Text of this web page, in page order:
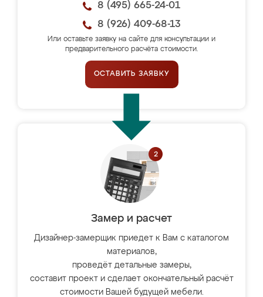
8 (495) 665-24-01
8 (926) 409-68-13
Или оставьте заявку на сайте для консультации и
предварительного расчёта стоимости.
ОСТАВИТЬ ЗАЯВКУ
Замер и расчет
Дизайнер-замерщик приедет к Вам с каталогом
материалов,
проведёт детальные замеры,
составит проект и сделает окончательный расчёт
стоимости Вашей будущей мебели.